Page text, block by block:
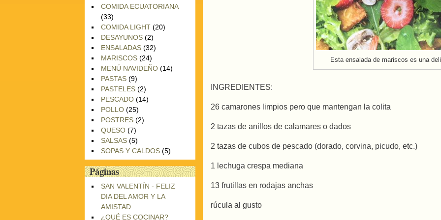
Esta ensalada de mariscos es una
INGREDIENTES:
26 camarones limpios pero que mantengan la colita
2 tazas de anillos de calamares o dados
2 tazas de cubos de pescado (dorado, corvina, picudo, etc.)
1 lechuga crespa mediana
13 frutillas en rodajas anchas
rúcula al gusto
COMIDA ECUATORIANA
(33)
COMIDA LIGHT (20)
DESAYUNOS (2)
ENSALADAS (32)
MARISCOS (24)
MENÚ NAVIDEÑO (14)
PASTAS (9)
PASTELES (2)
PESCADO (14)
POLLO (25)
POSTRES (2)
QUESO (7)
SALSAS (5)
SOPAS Y CALDOS (5)
Páginas
SAN VALENTÍN - FELIZ
DIA DEL AMOR Y LA
AMISTAD
¿QUÉ ES COCINAR?